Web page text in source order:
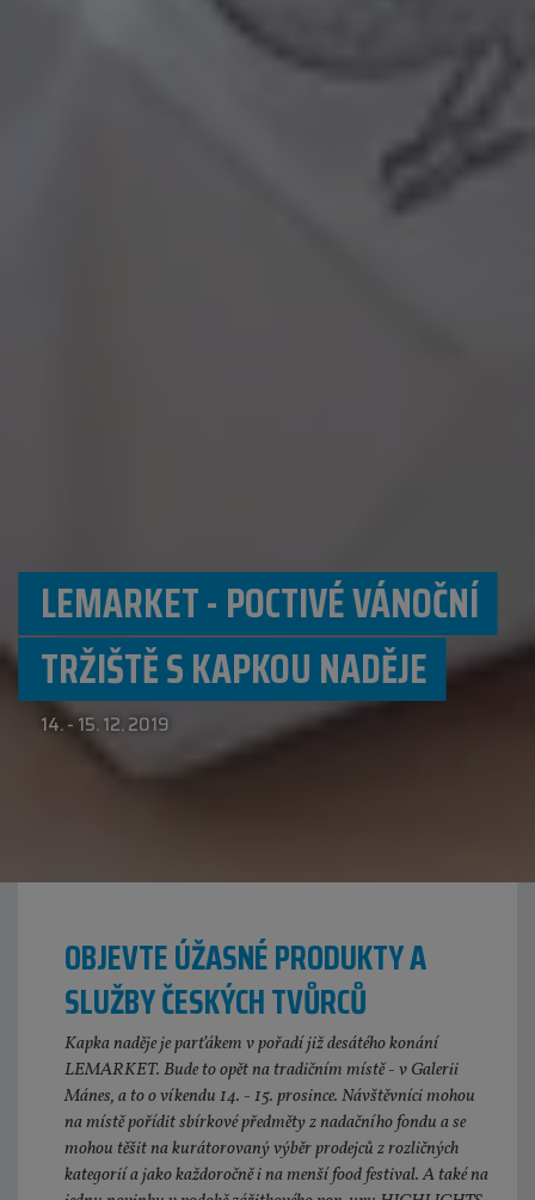
LEMARKET - POCTIVÉ VÁNOČNÍ
TRŽIŠTĚ S KAPKOU NADĚJE
14. - 15. 12. 2019
OBJEVTE ÚŽASNÉ PRODUKTY A
SLUŽBY ČESKÝCH TVŮRCŮ
Kapka naděje je parťákem v pořadí již desátého konání
LEMARKET. Bude to opět na tradičním místě - v Galerii
Mánes, a to o víkendu 14. - 15. prosince. Návštěvníci mohou
na místě pořídit sbírkové předměty z nadačního fondu a se
mohou těšit na kurátorovaný výběr prodejců z rozličných
kategorií a jako každoročně i na menší food festival. A také na